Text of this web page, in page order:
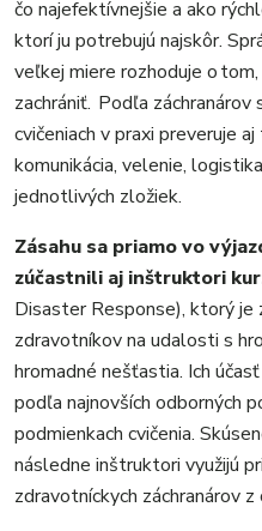
čo najefektívnejšie a ako
ktorí ju potrebujú najskôr.
veľkej miere rozhoduje o
zachrániť. Podľa
cvičeniach v praxi preveruje
komunikácia, velenie,
jednotlivých zložiek.
Zásahu sa priamo vo
zúčastnili aj inštruktori
Disaster Response), ktorý je
zdravotníkov na udalosti s
hromadné nešťastia. Ich
podľa najnovších odborných
podmienkach cvičenia.
následne inštruktori využijú
zdravotníckych záchranárov